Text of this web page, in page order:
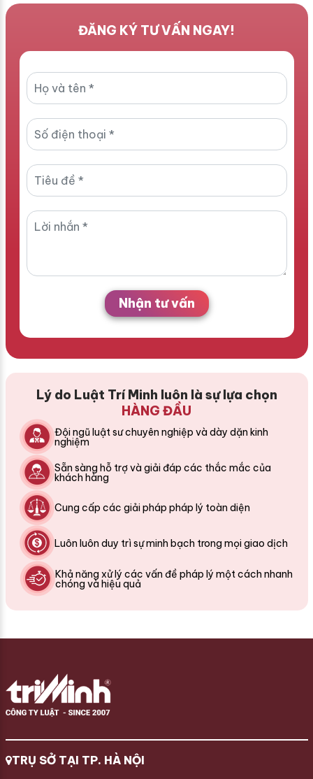
ĐĂNG KÝ TƯ VẤN NGAY!
Nhận tư vấn
Lý do Luật Trí Minh luôn là sự lựa chọn
HÀNG ĐẦU
Đội ngũ luật sư chuyên nghiệp và dày dặn kinh
nghiệm
Sẵn sàng hỗ trợ và giải đáp các thắc mắc của
khách hàng
Cung cấp các giải pháp pháp lý toàn diện
Luôn luôn duy trì sự minh bạch trong mọi giao dịch
Khả năng xử lý các vấn đề pháp lý một cách nhanh
chóng và hiệu quả
TRỤ SỞ TẠI TP. HÀ NỘI